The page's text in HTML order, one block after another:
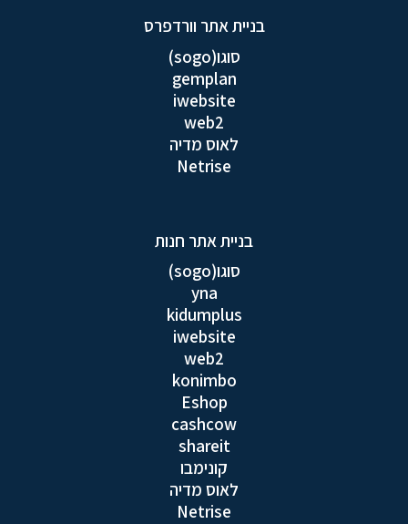
בניית אתר וורדפרס
סוגו(sogo)
gemplan
iwebsite
web2
לאוס מדיה
Netrise
בניית אתר חנות
סוגו(sogo)
yna
kidumplus
iwebsite
web2
konimbo
Eshop
cashcow
shareit
קונימבו
לאוס מדיה
Netrise